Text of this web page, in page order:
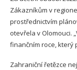
Zákazníkům v
prostřednictvím
otevřela v Olomouci.
finančním roce, který
Zahraniční řetězce